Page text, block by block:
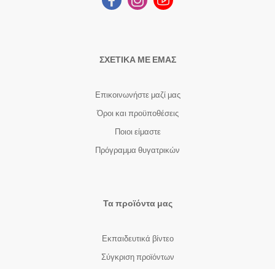
ΣΧΕΤΙΚΑ ΜΕ ΕΜΑΣ
Επικοινωνήστε μαζί μας
Όροι και προϋποθέσεις
Ποιοι είμαστε
Πρόγραμμα θυγατρικών
Τα προϊόντα μας
Εκπαιδευτικά βίντεο
Σύγκριση προϊόντων